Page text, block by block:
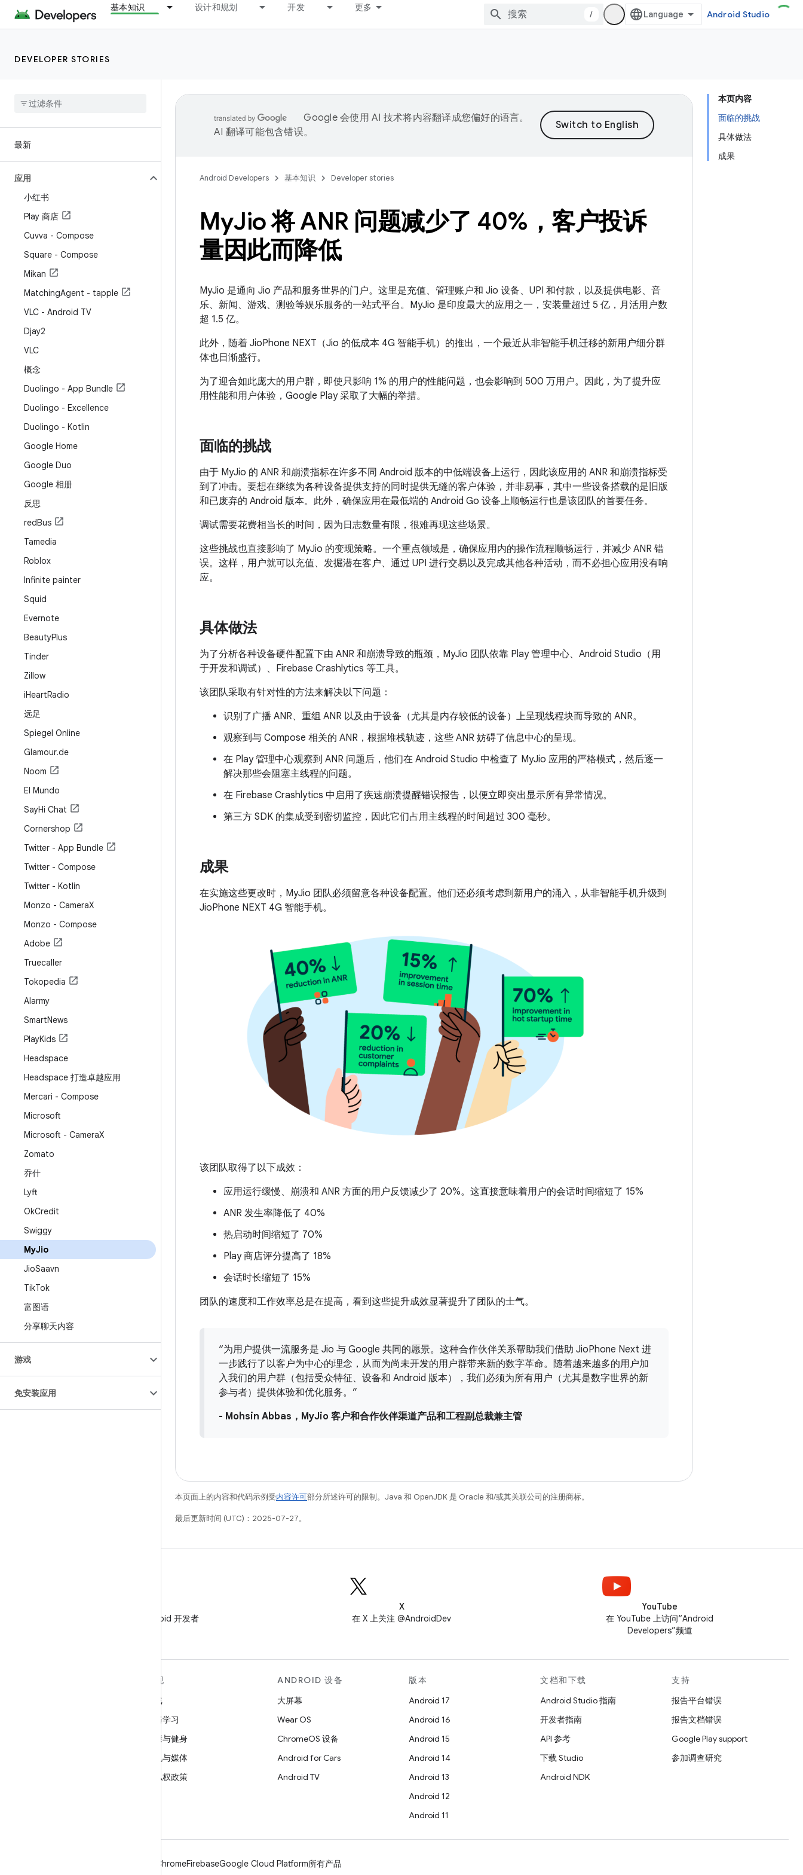
基本知识 设计和规划 开发 更多
/ Android Studio
DEVELOPER STORIES
最新
应用
小红书
Play 商店
Cuvva - Compose
Square - Compose
Mikan
MatchingAgent - tapple
VLC - Android TV
Djay2
VLC
概念
Duolingo - App Bundle
Duolingo - Excellence
Duolingo - Kotlin
Google Home
Google Duo
Google 相册
反思
redBus
Tamedia
Roblox
Infinite painter
Squid
Evernote
BeautyPlus
Tinder
Zillow
iHeartRadio
远足
Spiegel Online
Glamour.de
Noom
El Mundo
SayHi Chat
Cornershop
Twitter - App Bundle
Twitter - Compose
Twitter - Kotlin
Monzo - CameraX
Monzo - Compose
Adobe
Truecaller
Tokopedia
Alarmy
SmartNews
PlayKids
Headspace
Headspace 打造卓越应用
Mercari - Compose
Microsoft
Microsoft - CameraX
Zomato
乔什
Lyft
OkCredit
Swiggy
MyJio
JioSaavn
TikTok
富图语
分享聊天内容
游戏
免安装应用
本页内容
面临的挑战
具体做法
成果
Google 会使用 AI 技术将内容翻译成您偏好的语言。
AI 翻译可能包含错误。
Android Developers 基本知识 Developer stories
MyJio 将 ANR 问题减少了 40%，客户投诉
量因此而降低
MyJio 是通向 Jio 产品和服务世界的门户。这里是充值、管理账户和 Jio 设备、UPI 和付款，以及提供电影、音
乐、新闻、游戏、测验等娱乐服务的一站式平台。MyJio 是印度最大的应用之一，安装量超过 5 亿，月活用户数
超 1.5 亿。
此外，随着 JioPhone NEXT（Jio 的低成本 4G 智能手机）的推出，一个最近从非智能手机迁移的新用户细分群
体也日渐盛行。
为了迎合如此庞大的用户群，即使只影响 1% 的用户的性能问题，也会影响到 500 万用户。因此，为了提升应
用性能和用户体验，Google Play 采取了大幅的举措。
面临的挑战
由于 MyJio 的 ANR 和崩溃指标在许多不同 Android 版本的中低端设备上运行，因此该应用的 ANR 和崩溃指标受
到了冲击。要想在继续为各种设备提供支持的同时提供无缝的客户体验，并非易事，其中一些设备搭载的是旧版
和已废弃的 Android 版本。此外，确保应用在最低端的 Android Go 设备上顺畅运行也是该团队的首要任务。
调试需要花费相当长的时间，因为日志数量有限，很难再现这些场景。
这些挑战也直接影响了 MyJio 的变现策略。一个重点领域是，确保应用内的操作流程顺畅运行，并减少 ANR 错
误。这样，用户就可以充值、发掘潜在客户、通过 UPI 进行交易以及完成其他各种活动，而不必担心应用没有响
应。
具体做法
为了分析各种设备硬件配置下由 ANR 和崩溃导致的瓶颈，MyJio 团队依靠 Play 管理中心、Android Studio（用
于开发和调试）、Firebase Crashlytics 等工具。
该团队采取有针对性的方法来解决以下问题：
识别了广播 ANR、重组 ANR 以及由于设备（尤其是内存较低的设备）上呈现线程块而导致的 ANR。
观察到与 Compose 相关的 ANR，根据堆栈轨迹，这些 ANR 妨碍了信息中心的呈现。
在 Play 管理中心观察到 ANR 问题后，他们在 Android Studio 中检查了 MyJio 应用的严格模式，然后逐一
解决那些会阻塞主线程的问题。
在 Firebase Crashlytics 中启用了疾速崩溃提醒错误报告，以便立即突出显示所有异常情况。
第三方 SDK 的集成受到密切监控，因此它们占用主线程的时间超过 300 毫秒。
成果
在实施这些更改时，MyJio 团队必须留意各种设备配置。他们还必须考虑到新用户的涌入，从非智能手机升级到
JioPhone NEXT 4G 智能手机。
该团队取得了以下成效：
应用运行缓慢、崩溃和 ANR 方面的用户反馈减少了 20%。这直接意味着用户的会话时间缩短了 15%
ANR 发生率降低了 40%
热启动时间缩短了 70%
Play 商店评分提高了 18%
会话时长缩短了 15%
团队的速度和工作效率总是在提高，看到这些提升成效显著提升了团队的士气。
“为用户提供一流服务是 Jio 与 Google 共同的愿景。这种合作伙伴关系帮助我们借助 JioPhone Next 进
一步践行了以客户为中心的理念，从而为尚未开发的用户群带来新的数字革命。随着越来越多的用户加
入我们的用户群（包括受众特征、设备和 Android 版本），我们必须为所有用户（尤其是数字世界的新
参与者）提供体验和优化服务。”
- Mohsin Abbas，MyJio 客户和合作伙伴渠道产品和工程副总裁兼主管
本页面上的内容和代码示例受内容许可部分所述许可的限制。Java 和 OpenJDK 是 Oracle 和/或其关联公司的注册商标。
最后更新时间 (UTC)：2025-07-27。
在微信中关注 Android 开发者
X
在 X 上关注 @AndroidDev
YouTube
在 YouTube 上访问“Android
Developers”频道
发现
游戏
机器学习
健康与健身
相机与媒体
隐私权政策
ANDROID 设备
大屏幕
Wear OS
ChromeOS 设备
Android for Cars
Android TV
版本
Android 17
Android 16
Android 15
Android 14
Android 13
Android 12
Android 11
文档和下载
Android Studio 指南
开发者指南
API 参考
下载 Studio
Android NDK
支持
报告平台错误
报告文档错误
Google Play support
参加调查研究
ChromeFirebaseGoogle Cloud Platform所有产品